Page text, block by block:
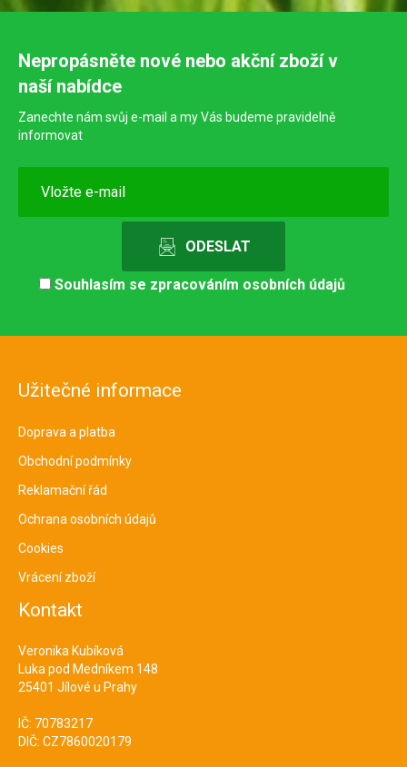
Nepropásněte nové nebo akční zboží v
naší nabídce
Zanechte nám svůj e-mail a my Vás budeme pravidelně
informovat
Souhlasím se zpracováním osobních údajů
Užitečné informace
Doprava a platba
Obchodní podmínky
Reklamační řád
Ochrana osobních údajů
Cookies
Vrácení zboží
Kontakt
Veronika Kubíková
Luka pod Medníkem 148
25401 Jílové u Prahy
IČ: 70783217
DIČ: CZ7860020179